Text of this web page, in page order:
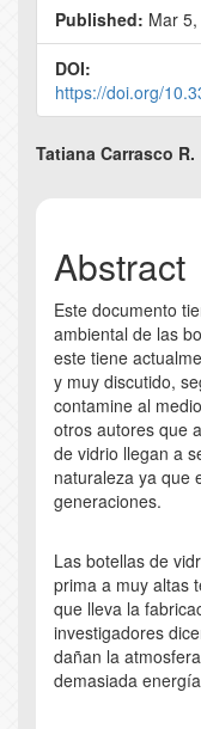
Published: Mar
DOI:
https://doi.org/
Main
Tatiana Carrasco R.
Abstract
Este documento
ambiental de las
este tiene
y muy discutido,
contamine al
otros autores que
de vidrio llegan a
naturaleza ya que
generaciones.
Las botellas de
prima a muy altas
que lleva la
investigadores
dañan la
demasiada